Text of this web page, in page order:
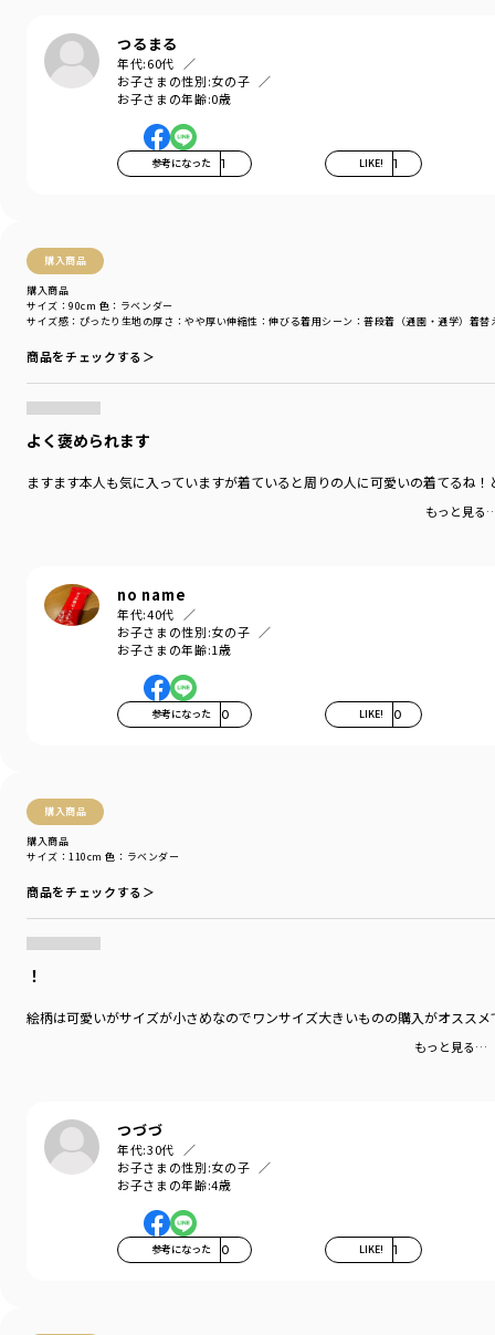
つるまる
年代:60代
お子さまの性別:女の子
お子さまの年齢:0歳
参考になった 1 LIKE! 1
購入商品
購入商品
サイズ感 ：ぴったり 生地の厚さ ：やや厚い伸縮性 ：伸びる着用シーン ：普段着（通園・通学） 着替
サイズ：90cm 色：ラベンダー
商品をチェックする＞
よく褒められます
ますます本人も気に入っていますが着ていると周りの人に可愛いの着てるね
もっと見る
no name
年代:40代
お子さまの性別:女の子
お子さまの年齢:1歳
参考になった 0 LIKE! 0
購入商品
購入商品
サイズ：110cm 色：ラベンダー
商品をチェックする＞
！
絵柄は可愛いがサイズが小さめなのでワンサイズ大きいものの購入がオスス
もっと見る…
つづづ
年代:30代
お子さまの性別:女の子
お子さまの年齢:4歳
参考になった 0 LIKE! 1
着用イメージ/カラー：ピンク
モデル：身長107.5cm 体重16.4kg
サイズ：サイズ110
branshes
／アウトレット
トップス>半袖Tシャツ・タンクトップ
商品番号